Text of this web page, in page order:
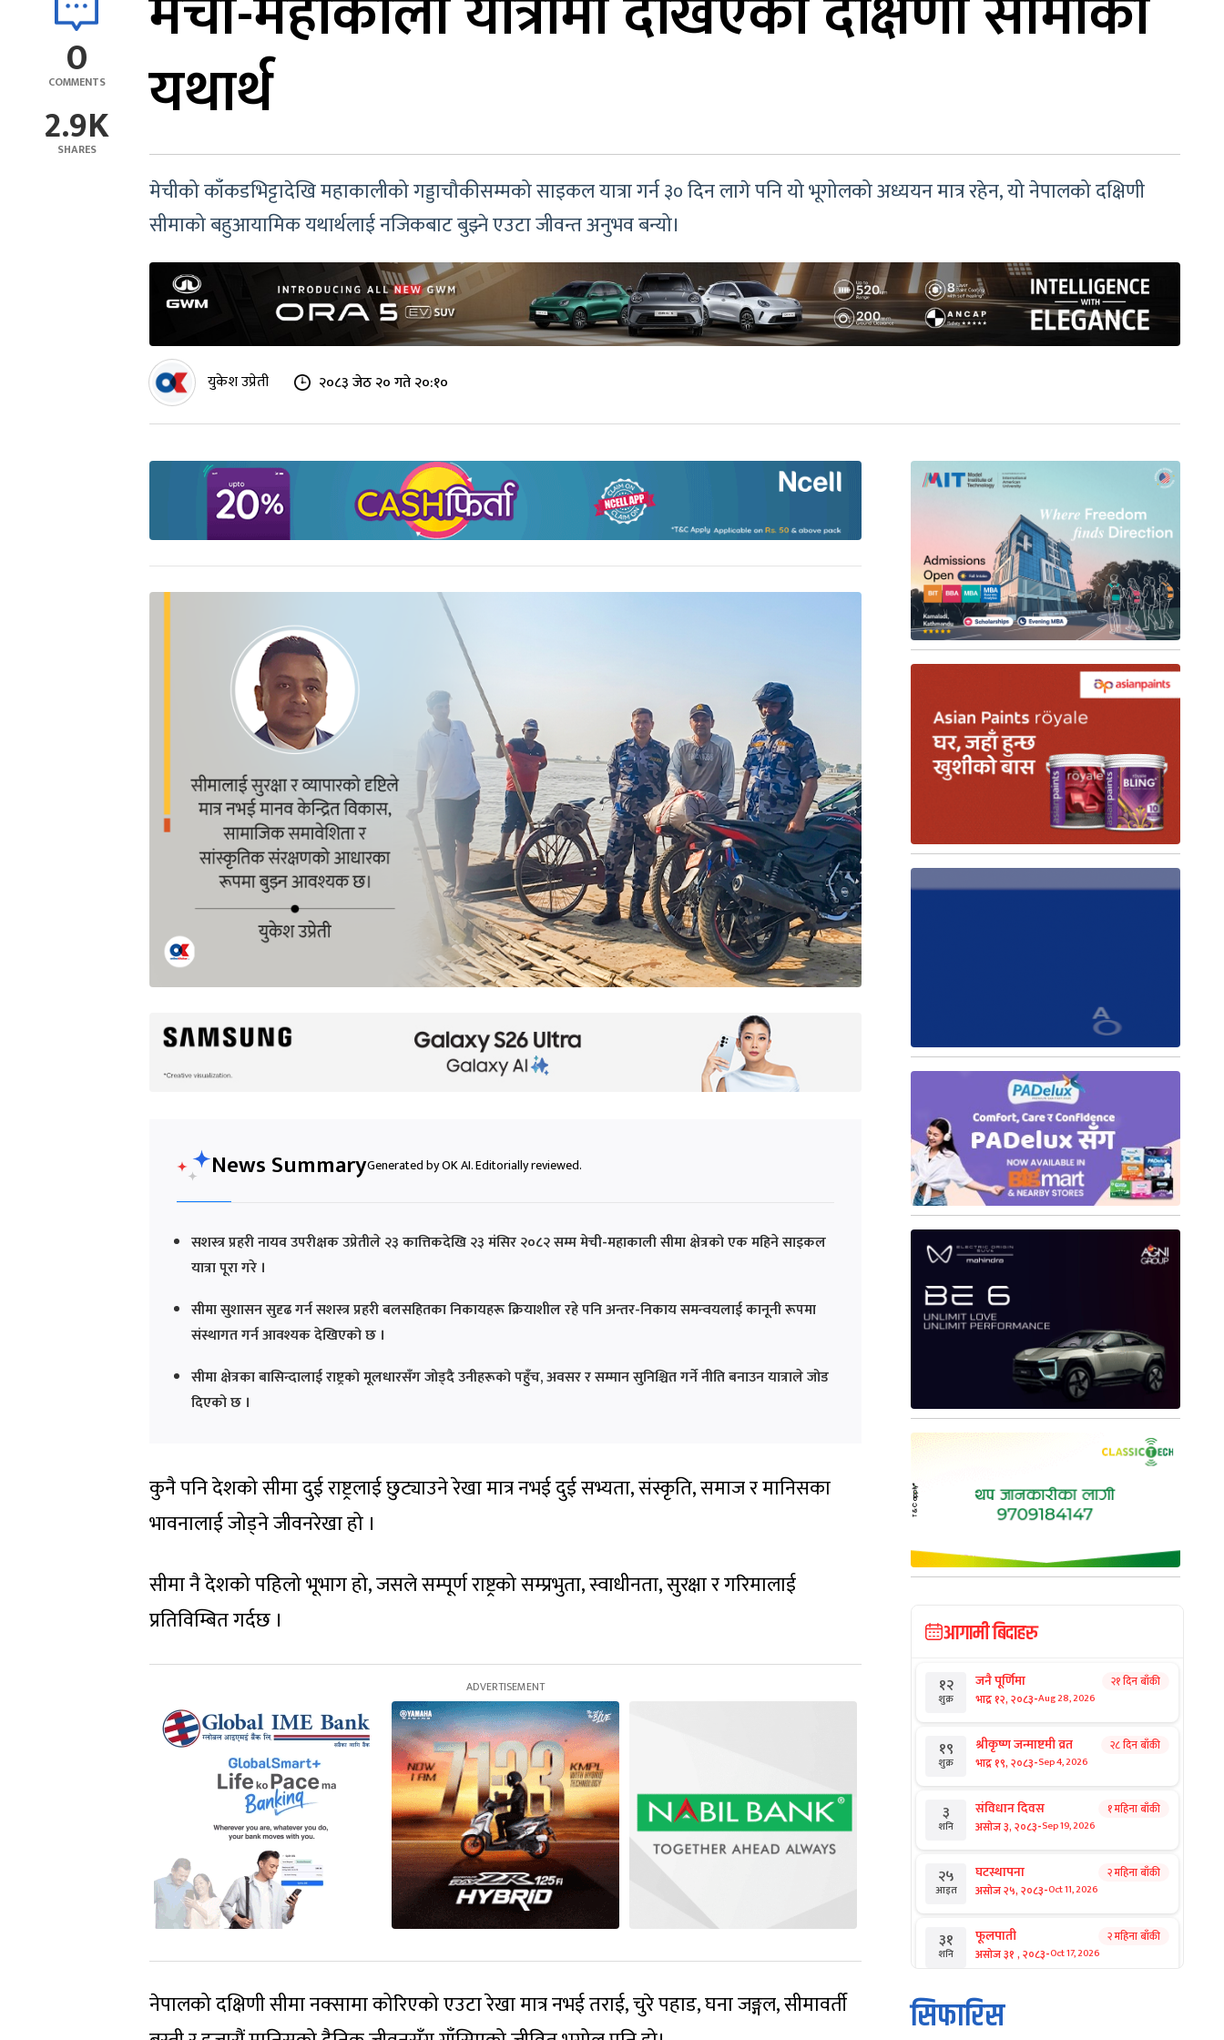
0
COMMENTS
2.9K
SHARES
यथार्थ
मेचीको काँकडभिट्टादेखि महाकालीको गड्डाचौकीसम्मको साइकल यात्रा गर्न ३० दिन लागे पनि यो भूगोलको अध्ययन मात्र रहेन, यो नेपालको दक्षिणी
सीमाको बहुआयामिक यथार्थलाई नजिकबाट बुझ्ने एउटा जीवन्त अनुभव बन्यो।
युकेश उप्रेती २०८३ जेठ २० गते २०:१०
News SummaryGenerated by OK AI. Editorially reviewed.
सशस्त्र प्रहरी नायव उपरीक्षक उप्रेतीले २३ कात्तिकदेखि २३ मंसिर २०८२ सम्म मेची-महाकाली सीमा क्षेत्रको एक महिने साइकल
यात्रा पूरा गरे ।
सीमा सुशासन सुदृढ गर्न सशस्त्र प्रहरी बलसहितका निकायहरू क्रियाशील रहे पनि अन्तर-निकाय समन्वयलाई कानूनी रूपमा
संस्थागत गर्न आवश्यक देखिएको छ ।
सीमा क्षेत्रका बासिन्दालाई राष्ट्रको मूलधारसँग जोड्दै उनीहरूको पहुँच, अवसर र सम्मान सुनिश्चित गर्ने नीति बनाउन यात्राले जोड
दिएको छ ।
कुनै पनि देशको सीमा दुई राष्ट्रलाई छुट्याउने रेखा मात्र नभई दुई सभ्यता, संस्कृति, समाज र मानिसका
भावनालाई जोड्ने जीवनरेखा हो ।
सीमा नै देशको पहिलो भूभाग हो, जसले सम्पूर्ण राष्ट्रको सम्प्रभुता, स्वाधीनता, सुरक्षा र गरिमालाई
प्रतिविम्बित गर्दछ ।
नेपालको दक्षिणी सीमा नक्सामा कोरिएको एउटा रेखा मात्र नभई तराई, चुरे पहाड, घना जङ्गल, सीमावर्ती
आगामी बिदाहरु
१२
शुक्र
जनै पूर्णिमा
भाद्र १२, २०८३-Aug 28, 2026
२१ दिन बाँकी
१९
शुक्र
श्रीकृष्ण जन्माष्टमी व्रत
भाद्र १९, २०८३-Sep 4, 2026
२८ दिन बाँकी
३
शनि
संविधान दिवस
असोज ३, २०८३-Sep 19, 2026
१ महिना बाँकी
२५
आइत
घटस्थापना
असोज २५, २०८३-Oct 11, 2026
२ महिना बाँकी
३१
शनि
फूलपाती
असोज ३१ , २०८३-Oct 17, 2026
२ महिना बाँकी
१
आइत
कार्तिक सङ्क्रान्ति
कार्तिक १, २०८३
सिफारिस